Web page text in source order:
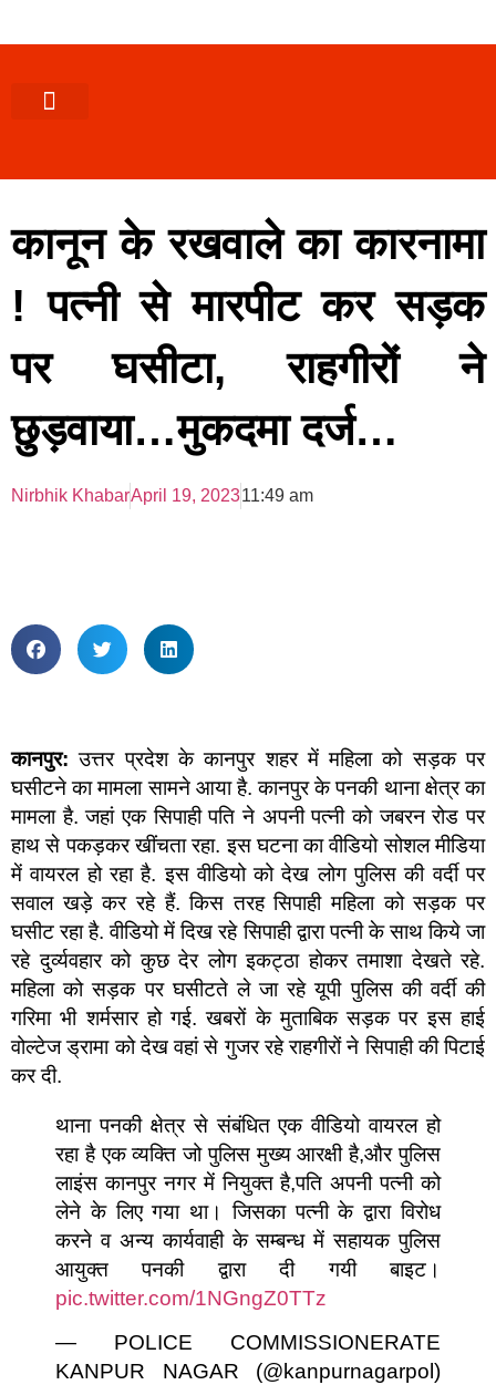
कानून के रखवाले का कारनामा
! पत्नी से मारपीट कर सड़क
पर घसीटा, राहगीरों ने
छुड़वाया…मुकदमा दर्ज…
Nirbhik KhabarApril 19, 202311:49 am
कानपुर: उत्तर प्रदेश के कानपुर शहर में महिला को सड़क पर
घसीटने का मामला सामने आया है. कानपुर के पनकी थाना क्षेत्र का
मामला है. जहां एक सिपाही पति ने अपनी पत्नी को जबरन रोड पर
हाथ से पकड़कर खींचता रहा. इस घटना का वीडियो सोशल मीडिया
में वायरल हो रहा है. इस वीडियो को देख लोग पुलिस की वर्दी पर
सवाल खड़े कर रहे हैं. किस तरह सिपाही महिला को सड़क पर
घसीट रहा है. वीडियो में दिख रहे सिपाही द्वारा पत्नी के साथ किये जा
रहे दुर्व्यवहार को कुछ देर लोग इकट्ठा होकर तमाशा देखते रहे.
महिला को सड़क पर घसीटते ले जा रहे यूपी पुलिस की वर्दी की
गरिमा भी शर्मसार हो गई. खबरों के मुताबिक सड़क पर इस हाई
वोल्टेज ड्रामा को देख वहां से गुजर रहे राहगीरों ने सिपाही की पिटाई
कर दी.
थाना पनकी क्षेत्र से संबंधित एक वीडियो वायरल हो
रहा है एक व्यक्ति जो पुलिस मुख्य आरक्षी है,और पुलिस
लाइंस कानपुर नगर में नियुक्त है,पति अपनी पत्नी को
लेने के लिए गया था। जिसका पत्नी के द्वारा विरोध
करने व अन्य कार्यवाही के सम्बन्ध में सहायक पुलिस
आयुक्त पनकी द्वारा दी गयी बाइट।
pic.twitter.com/1NGngZ0TTz
— POLICE COMMISSIONERATE
KANPUR NAGAR (@kanpurnagarpol)